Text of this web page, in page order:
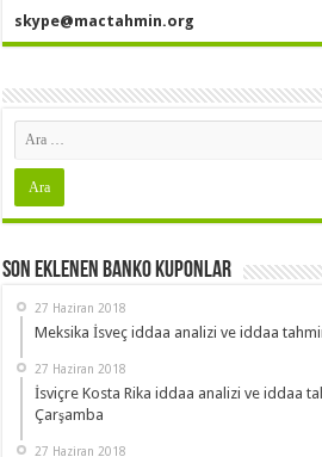
skype@mactahmin.org
Son Eklenen Banko Kuponlar
27 Haziran 2018
Meksika İsveç iddaa analizi ve iddaa
27 Haziran 2018
İsviçre Kosta Rika iddaa analizi ve iddaa
Çarşamba
27 Haziran 2018